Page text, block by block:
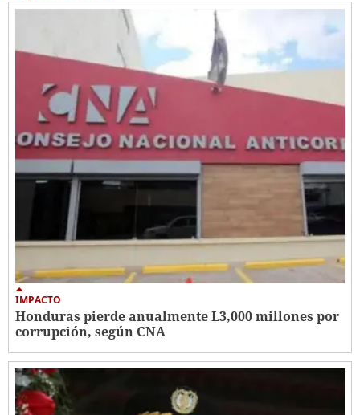
IMPACTO
Honduras pierde anualmente L3,000 millones por
corrupción, según CNA